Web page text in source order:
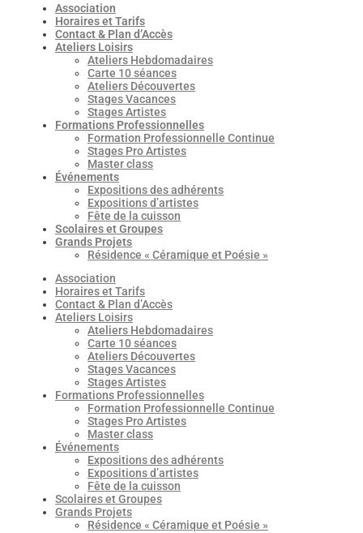
Association
Horaires et Tarifs
Contact & Plan d’Accès
Ateliers Loisirs
Ateliers Hebdomadaires
Carte 10 séances
Ateliers Découvertes
Stages Vacances
Stages Artistes
Formations Professionnelles
Formation Professionnelle Continue
Stages Pro Artistes
Master class
Événements
Expositions des adhérents
Expositions d’artistes
Fête de la cuisson
Scolaires et Groupes
Grands Projets
Résidence « Céramique et Poésie »
Association
Horaires et Tarifs
Contact & Plan d’Accès
Ateliers Loisirs
Ateliers Hebdomadaires
Carte 10 séances
Ateliers Découvertes
Stages Vacances
Stages Artistes
Formations Professionnelles
Formation Professionnelle Continue
Stages Pro Artistes
Master class
Événements
Expositions des adhérents
Expositions d’artistes
Fête de la cuisson
Scolaires et Groupes
Grands Projets
Résidence « Céramique et Poésie »